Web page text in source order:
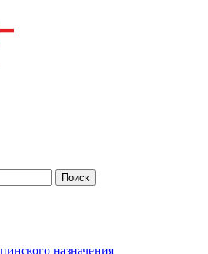
Поиск
назначения